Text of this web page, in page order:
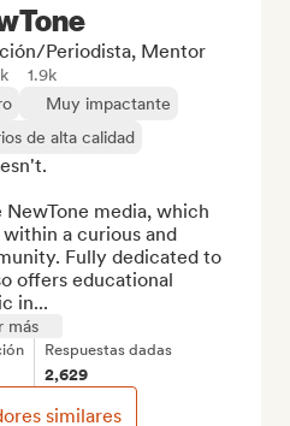
Periodista, Mentor
1.9k
Muy impactante
de alta calidad
media, which
a curious and
Fully dedicated to
offers educational
in...
más
Respuestas dadas
2,629
similares